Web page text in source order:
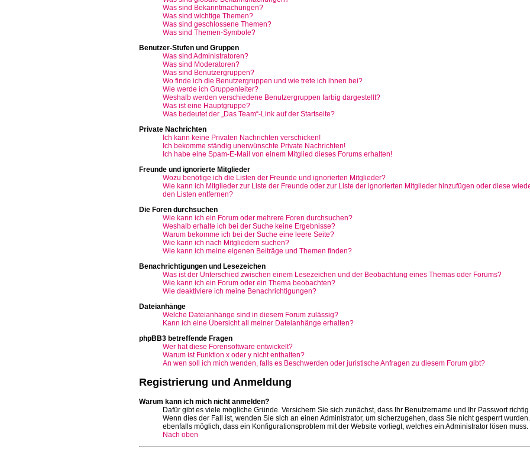
Was sind Bekanntmachungen?
Was sind wichtige Themen?
Was sind geschlossene Themen?
Was sind Themen-Symbole?
Benutzer-Stufen und Gruppen
Was sind Administratoren?
Was sind Moderatoren?
Was sind Benutzergruppen?
Wo finde ich die Benutzergruppen und wie trete ich ihnen bei?
Wie werde ich Gruppenleiter?
Weshalb werden verschiedene Benutzergruppen farbig dargestellt?
Was ist eine Hauptgruppe?
Was bedeutet der „Das Team“-Link auf der Startseite?
Private Nachrichten
Ich kann keine Privaten Nachrichten verschicken!
Ich bekomme ständig unerwünschte Private Nachrichten!
Ich habe eine Spam-E-Mail von einem Mitglied dieses Forums erhalten!
Freunde und ignorierte Mitglieder
Wozu benötige ich die Listen der Freunde und ignorierten Mitglieder?
Wie kann ich Mitglieder zur Liste der Freunde oder zur Liste der ignorierten Mitglieder hinzufügen oder diese
den Listen entfernen?
Die Foren durchsuchen
Wie kann ich ein Forum oder mehrere Foren durchsuchen?
Weshalb erhalte ich bei der Suche keine Ergebnisse?
Warum bekomme ich bei der Suche eine leere Seite?
Wie kann ich nach Mitgliedern suchen?
Wie kann ich meine eigenen Beiträge und Themen finden?
Benachrichtigungen und Lesezeichen
Was ist der Unterschied zwischen einem Lesezeichen und der Beobachtung eines Themas oder Forums?
Wie kann ich ein Forum oder ein Thema beobachten?
Wie deaktiviere ich meine Benachrichtigungen?
Dateianhänge
Welche Dateianhänge sind in diesem Forum zulässig?
Kann ich eine Übersicht all meiner Dateianhänge erhalten?
phpBB3 betreffende Fragen
Wer hat diese Forensoftware entwickelt?
Warum ist Funktion x oder y nicht enthalten?
An wen soll ich mich wenden, falls es Beschwerden oder juristische Anfragen zu diesem Forum gibt?
Registrierung und Anmeldung
Warum kann ich mich nicht anmelden?
Dafür gibt es viele mögliche Gründe. Versichern Sie sich zunächst, dass Ihr Benutzername und Ihr Passwort richtig
Wenn dies der Fall ist, wenden Sie sich an einen Administrator, um sicherzugehen, dass Sie nicht gesperrt
ebenfalls möglich, dass ein Konfigurationsproblem mit der Website vorliegt, welches ein Administrator lösen muss.
Nach oben